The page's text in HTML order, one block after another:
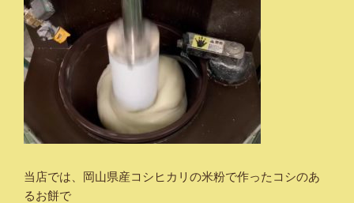
当店では、岡山県産コシヒカリの米粉で作ったコシのあ
るお餅で